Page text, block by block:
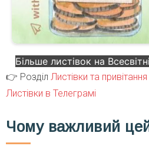
Більше листівок на
👉 Розділ Листівки та привітання
Листівки в Телеграмі
Чому важливий